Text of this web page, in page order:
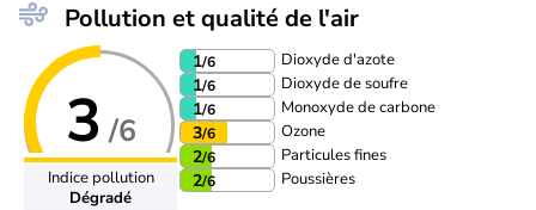
Pollution et qualité de l'air
3 /6
Indice pollution
Dégradé
1/6 Dioxyde d'azote
1/6 Dioxyde de soufre
1/6 Monoxyde de carbone
3/6 Ozone
2/6 Particules fines
2/6 Poussières